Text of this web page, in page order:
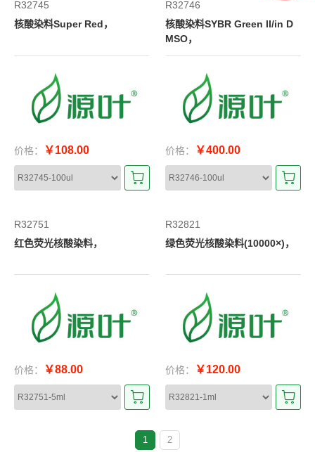
R32745
核酸染料Super Red，
价格： ￥108.00
R32746
核酸染料SYBR Green II/in D
MSO，
价格： ￥400.00
R32751
红色荧光核酸染料，
价格： ￥88.00
R32821
绿色荧光核酸染料(10000×)，
价格： ￥120.00
1 2